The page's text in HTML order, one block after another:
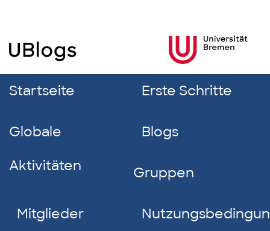
Startseite Erste Schritte
Globale
Aktivitäten
Blogs
Gruppen
Mitglieder